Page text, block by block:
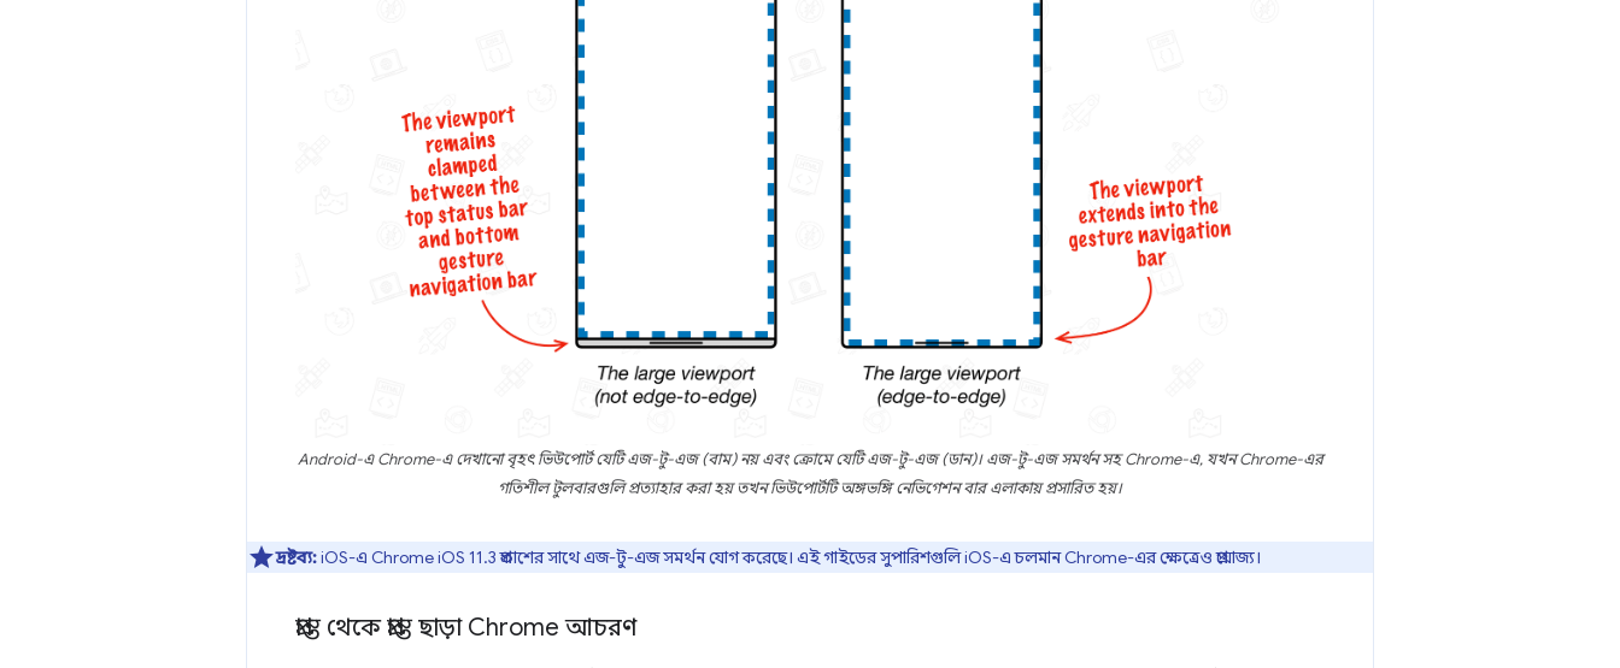
Android-এ Chrome-এ দেখানো বৃহৎ ভিউপোর্ট যেটি এজ-টু-এজ (বাম) নয় এবং ক্রোমে যেটি এজ-টু-এজ (ডান)। এজ-টু-এজ সমর্থন সহ Chrome-এ, যখন Chrome-এর
গতিশীল টুলবারগুলি প্রত্যাহার করা হয় তখন ভিউপোর্টটি অঙ্গভঙ্গি নেভিগেশন বার এলাকায় প্রসারিত হয়।
দ্রষ্টব্য:iOS-এ Chrome iOS 11.3 প্রকাশের সাথে এজ-টু-এজ সমর্থন যোগ করেছে। এই গাইডের সুপারিশগুলি iOS-এ চলমান Chrome-এর ক্ষেত্রেও প্রযোজ্য।
প্রান্ত থেকে প্রান্ত ছাড়া Chrome আচরণ